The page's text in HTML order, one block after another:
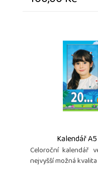
Kalendář
Celoroční kalendář
nejvyšší možná